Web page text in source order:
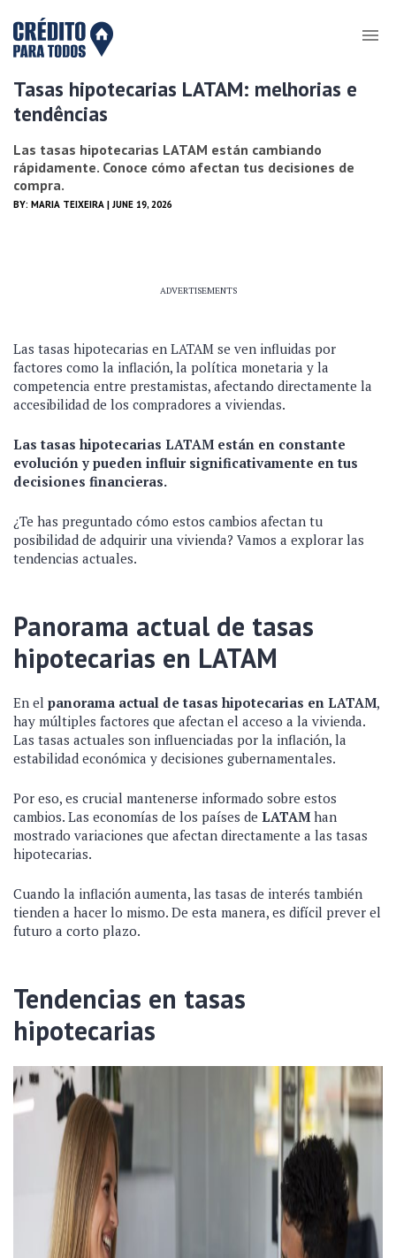
Tasas hipotecarias LATAM: melhorias e
tendências
Las tasas hipotecarias LATAM están cambiando
rápidamente. Conoce cómo afectan tus decisiones de
compra.
BY: MARIA TEIXEIRA | JUNE 19, 2026
ADVERTISEMENTS
Las tasas hipotecarias en LATAM se ven influidas por
factores como la inflación, la política monetaria y la
competencia entre prestamistas, afectando directamente la
accesibilidad de los compradores a viviendas.
Las tasas hipotecarias LATAM están en constante
evolución y pueden influir significativamente en tus
decisiones financieras.
¿Te has preguntado cómo estos cambios afectan tu
posibilidad de adquirir una vivienda? Vamos a explorar las
tendencias actuales.
Panorama actual de tasas
hipotecarias en LATAM
En el panorama actual de tasas hipotecarias en LATAM,
hay múltiples factores que afectan el acceso a la vivienda.
Las tasas actuales son influenciadas por la inflación, la
estabilidad económica y decisiones gubernamentales.
Por eso, es crucial mantenerse informado sobre estos
cambios. Las economías de los países de LATAM han
mostrado variaciones que afectan directamente a las tasas
hipotecarias.
Cuando la inflación aumenta, las tasas de interés también
tienden a hacer lo mismo. De esta manera, es difícil prever el
futuro a corto plazo.
Tendencias en tasas
hipotecarias